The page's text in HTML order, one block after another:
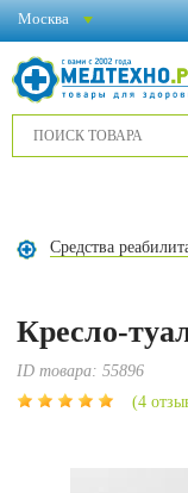
Москва
Средства
Кресло-
ID товара:55896
(4